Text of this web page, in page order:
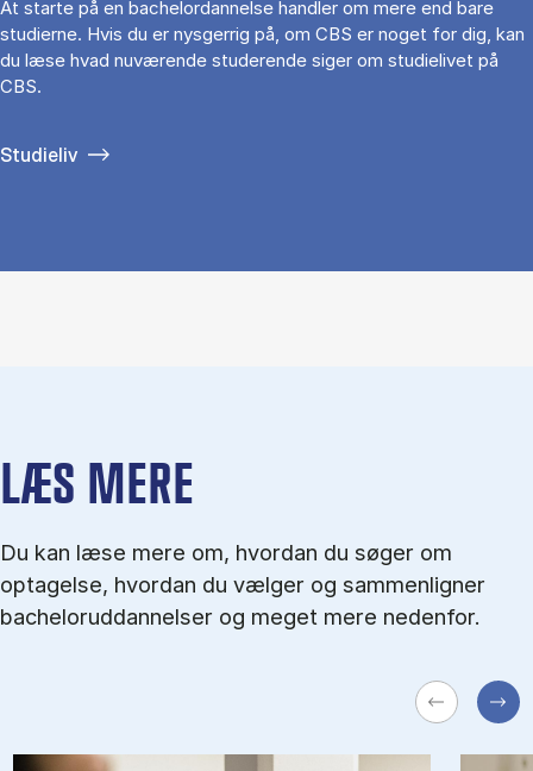
At starte på en bachelordannelse handler om mere end bare
studierne. Hvis du er nysgerrig på, om CBS er noget for dig, kan
du læse hvad nuværende studerende siger om studielivet på
CBS.
Studieliv
LÆS MERE
Du kan læse mere om, hvordan du søger om
optagelse, hvordan du vælger og sammenligner
bacheloruddannelser og meget mere nedenfor.